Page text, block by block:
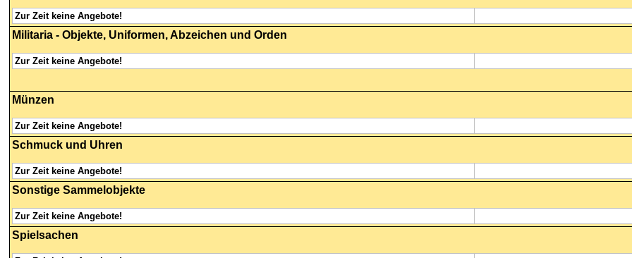
Zur Zeit keine Angebote!
Militaria - Objekte, Uniformen, Abzeichen und Orden
Zur Zeit keine Angebote!
Münzen
Zur Zeit keine Angebote!
Schmuck und Uhren
Zur Zeit keine Angebote!
Sonstige Sammelobjekte
Zur Zeit keine Angebote!
Spielsachen